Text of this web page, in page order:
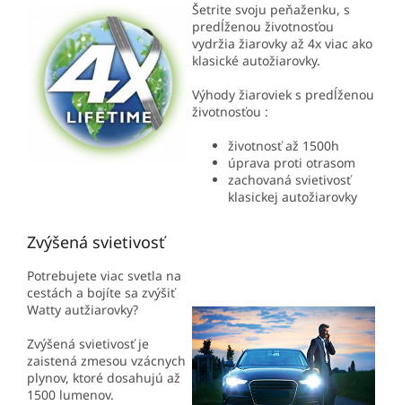
Šetrite svoju peňaženku, s
predĺženou životnosťou
vydržia žiarovky až 4x viac ako
klasické autožiarovky.
Výhody žiaroviek s predĺženou
životnosťou :
životnosť až 1500h
úprava proti otrasom
zachovaná svietivosť
klasickej autožiarovky
Zvýšená svietivosť
Potrebujete viac svetla na
cestách a bojíte sa zvýšiť
Watty autžiarovky?
Zvýšená svietivosť je
zaistená zmesou vzácnych
plynov, ktoré dosahujú až
1500 lumenov.